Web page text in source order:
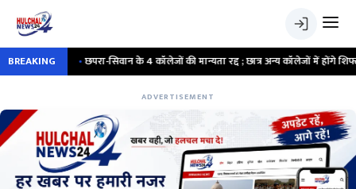
BREAKING
•छपरा-सिवान के 4 कॉलेजों की मान्यता रद्द ; छात्र अन्य कॉलेजों में होंगे शिफ्ट
ADVERTISEMENT